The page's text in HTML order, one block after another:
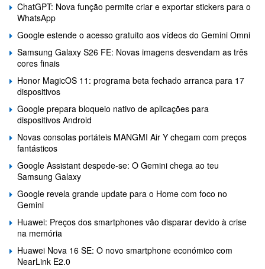
ChatGPT: Nova função permite criar e exportar stickers para o
WhatsApp
Google estende o acesso gratuito aos vídeos do Gemini Omni
Samsung Galaxy S26 FE: Novas imagens desvendam as três
cores finais
Honor MagicOS 11: programa beta fechado arranca para 17
dispositivos
Google prepara bloqueio nativo de aplicações para
dispositivos Android
Novas consolas portáteis MANGMI Air Y chegam com preços
fantásticos
Google Assistant despede-se: O Gemini chega ao teu
Samsung Galaxy
Google revela grande update para o Home com foco no
Gemini
Huawei: Preços dos smartphones vão disparar devido à crise
na memória
Huawei Nova 16 SE: O novo smartphone económico com
NearLink E2.0